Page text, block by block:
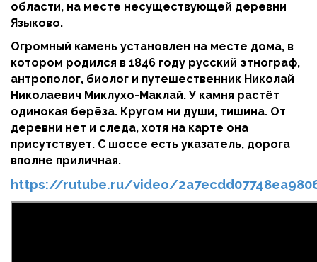
области, на месте несуществующей деревни
Языково.
Огромный камень установлен на месте дома, в
котором родился в 1846 году русский этнограф,
антрополог, биолог и путешественник Николай
Николаевич Миклухо-Маклай. У камня растёт
одинокая берёза. Кругом ни души, тишина. От
деревни нет и следа, хотя на карте она
присутствует. С шоссе есть указатель, дорога
вполне приличная.
https://rutube.ru/video/